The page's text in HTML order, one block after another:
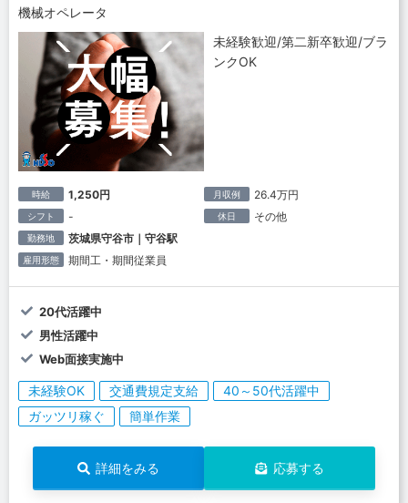
機械オペレータ
未経験歓迎/第二新卒歓迎/ブラ
ンクOK
時給 1,250円 月収例 26.4万円
シフト - 休日 その他
勤務地 茨城県守谷市｜守谷駅
雇用形態 期間工・期間従業員
20代活躍中
男性活躍中
Web面接実施中
未経験OK 交通費規定支給
40～50代活躍中
ガッツリ稼ぐ
簡単作業
詳細をみる 応募する